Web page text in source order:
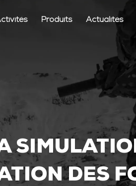
Produits Actualités
DES